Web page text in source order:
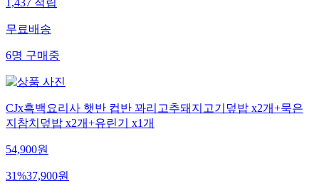
1,437적립
무료배송
6명구매중
CJx흑백요리사 햇반 컵반 꽈리고추돼지고기덮밥 x2개+묵은
지참치덮밥 x2개+유린기 x1개
54,900원
31%37,900원